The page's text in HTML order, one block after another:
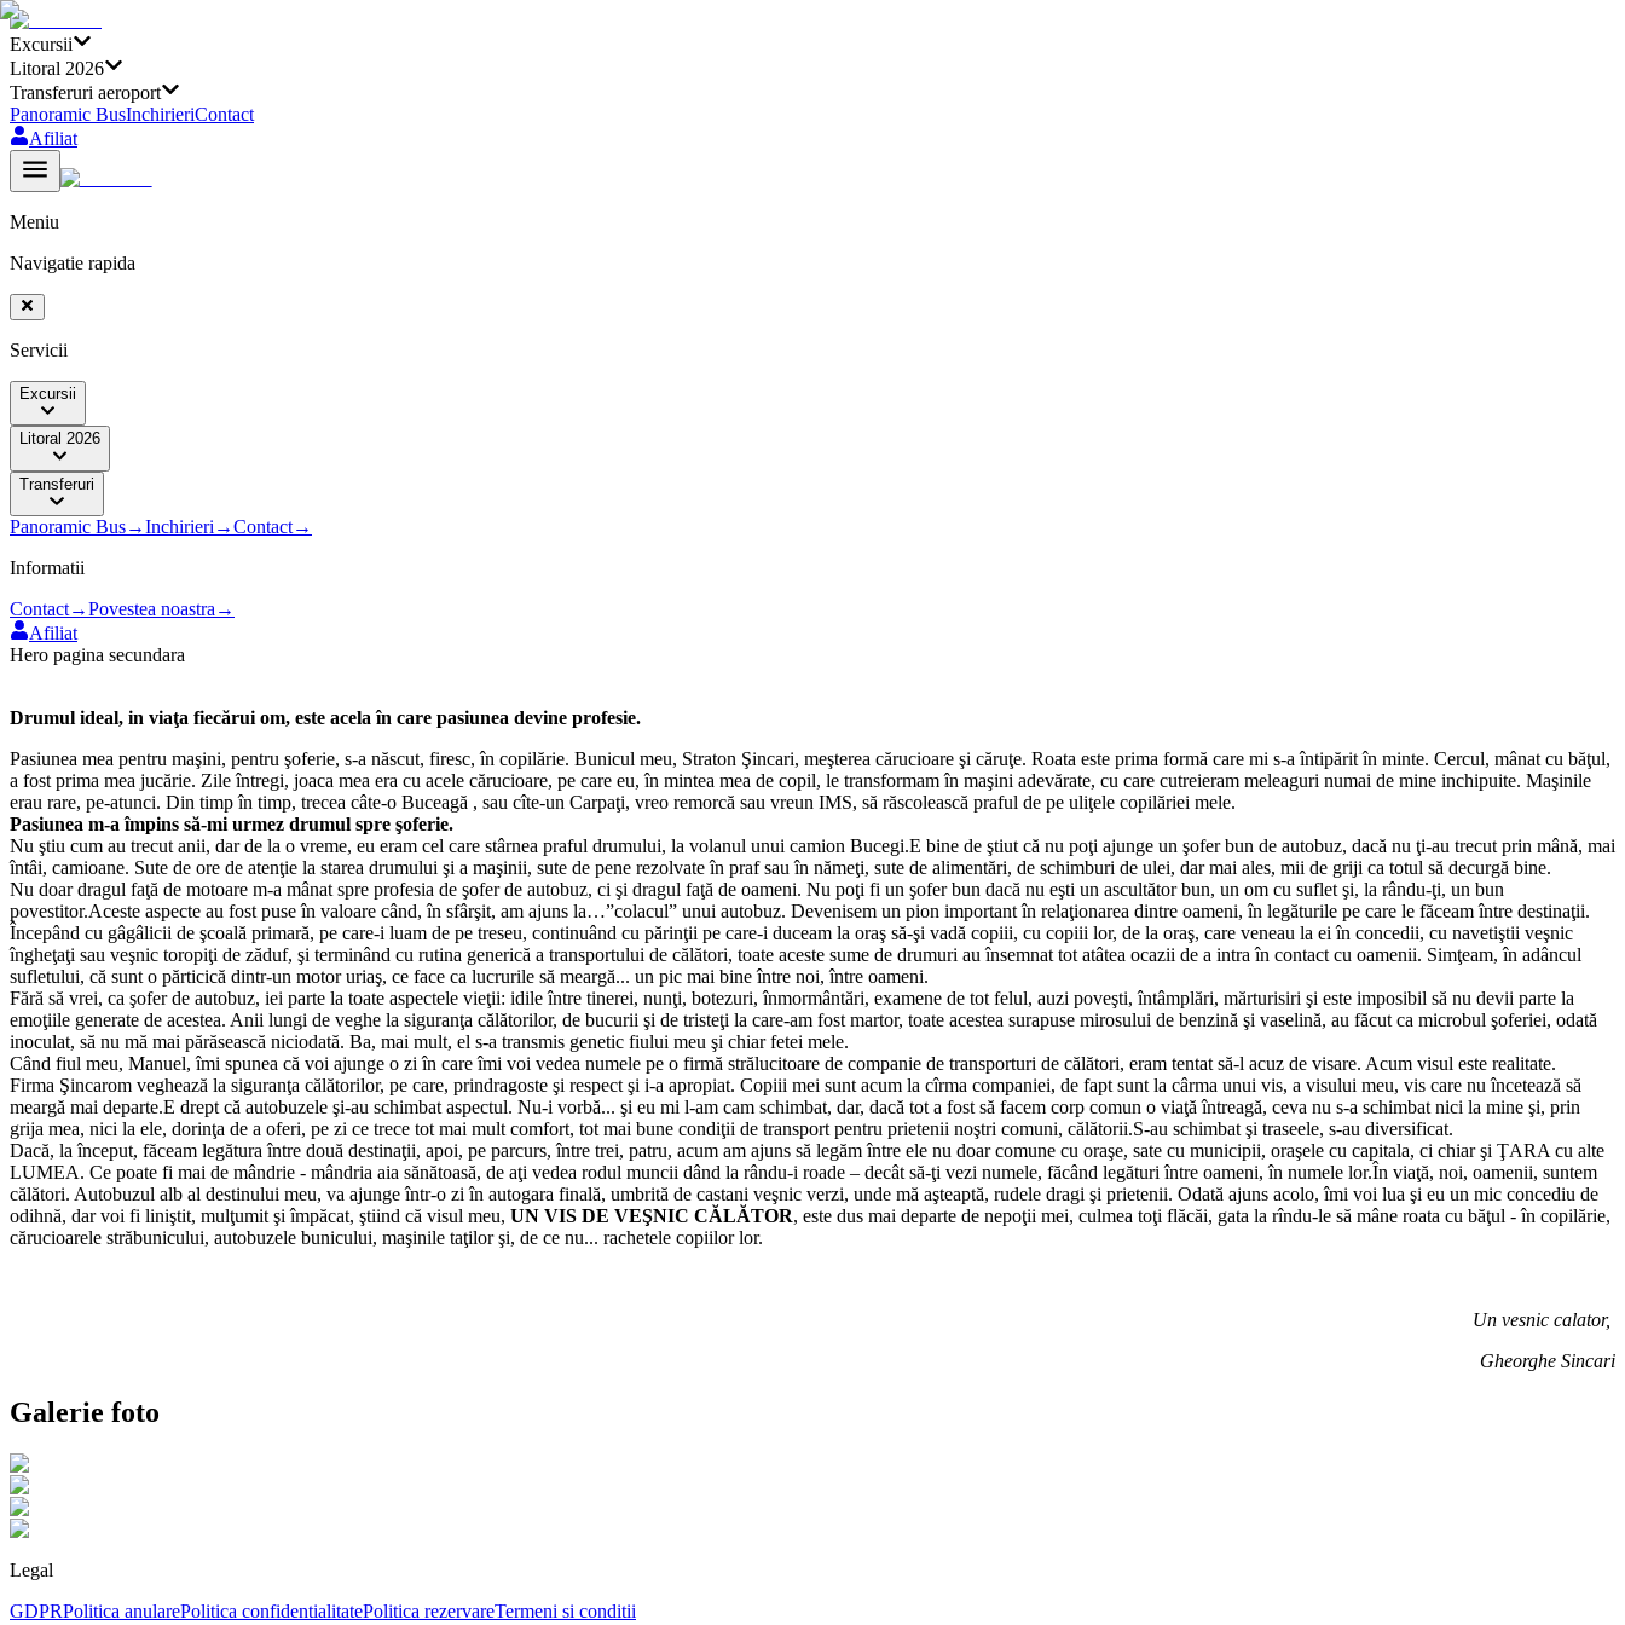
Excursii
Litoral 2026
Transferuri aeroport
Panoramic BusInchirieriContact
Afiliat
Meniu
Navigatie rapida
Servicii
Excursii
Litoral 2026
Transferuri
Panoramic Bus→Inchirieri →Contact→
Informatii
Contact→Povestea noastra →
Afiliat
Hero pagina secundara
Drumul ideal, in viaţa fiecărui om, este acela în care pasiunea devine profesie.
Pasiunea mea pentru maşini, pentru şoferie, s-a născut, firesc, în copilărie. Bunicul meu, Straton Şincari, meşterea cărucioare şi căruţe. Roata este prima formă care mi s-a întipărit în minte. Cercul, mânat cu băţul,
a fost prima mea jucărie. Zile întregi, joaca mea era cu acele cărucioare, pe care eu, în mintea mea de copil, le transformam în maşini adevărate, cu care cutreieram meleaguri numai de mine inchipuite. Maşinile
erau rare, pe-atunci. Din timp în timp, trecea câte-o Buceagă , sau cîte-un Carpaţi, vreo remorcă sau vreun IMS, să răscolească praful de pe uliţele copilăriei mele.
Pasiunea m-a împins să-mi urmez drumul spre şoferie.
Nu ştiu cum au trecut anii, dar de la o vreme, eu eram cel care stârnea praful drumului, la volanul unui camion Bucegi.E bine de ştiut că nu poţi ajunge un şofer bun de autobuz, dacă nu ţi-au trecut prin mână, mai
întâi, camioane. Sute de ore de atenţie la starea drumului şi a maşinii, sute de pene rezolvate în praf sau în nămeţi, sute de alimentări, de schimburi de ulei, dar mai ales, mii de griji ca totul să decurgă bine.
Nu doar dragul faţă de motoare m-a mânat spre profesia de şofer de autobuz, ci şi dragul faţă de oameni. Nu poţi fi un şofer bun dacă nu eşti un ascultător bun, un om cu suflet şi, la rându-ţi, un bun
povestitor.Aceste aspecte au fost puse în valoare când, în sfârşit, am ajuns la…”colacul” unui autobuz. Devenisem un pion important în relaţionarea dintre oameni, în legăturile pe care le făceam între destinaţii.
Începând cu gâgâlicii de şcoală primară, pe care-i luam de pe treseu, continuând cu părinţii pe care-i duceam la oraş să-şi vadă copiii, cu copiii lor, de la oraş, care veneau la ei în concedii, cu navetiştii veşnic
îngheţaţi sau veşnic toropiţi de zăduf, şi terminând cu rutina generică a transportului de călători, toate aceste sume de drumuri au însemnat tot atâtea ocazii de a intra în contact cu oamenii. Simţeam, în adâncul
sufletului, că sunt o părticică dintr-un motor uriaş, ce face ca lucrurile să meargă... un pic mai bine între noi, între oameni.
Fără să vrei, ca şofer de autobuz, iei parte la toate aspectele vieţii: idile între tinerei, nunţi, botezuri, înmormântări, examene de tot felul, auzi poveşti, întâmplări, mărturisiri şi este imposibil să nu devii parte la
emoţiile generate de acestea. Anii lungi de veghe la siguranţa călătorilor, de bucurii şi de tristeţi la care-am fost martor, toate acestea surapuse mirosului de benzină şi vaselină, au făcut ca microbul şoferiei, odată
inoculat, să nu mă mai părăsească niciodată. Ba, mai mult, el s-a transmis genetic fiului meu şi chiar fetei mele.
Când fiul meu, Manuel, îmi spunea că voi ajunge o zi în care îmi voi vedea numele pe o firmă strălucitoare de companie de transporturi de călători, eram tentat să-l acuz de visare. Acum visul este realitate.
Firma Şincarom veghează la siguranţa călătorilor, pe care, prindragoste şi respect şi i-a apropiat. Copiii mei sunt acum la cîrma companiei, de fapt sunt la cârma unui vis, a visului meu, vis care nu încetează să
meargă mai departe.E drept că autobuzele şi-au schimbat aspectul. Nu-i vorbă... şi eu mi l-am cam schimbat, dar, dacă tot a fost să facem corp comun o viaţă întreagă, ceva nu s-a schimbat nici la mine şi, prin
grija mea, nici la ele, dorinţa de a oferi, pe zi ce trece tot mai mult comfort, tot mai bune condiţii de transport pentru prietenii noştri comuni, călătorii.S-au schimbat şi traseele, s-au diversificat.
Dacă, la început, făceam legătura între două destinaţii, apoi, pe parcurs, între trei, patru, acum am ajuns să legăm între ele nu doar comune cu oraşe, sate cu municipii, oraşele cu capitala, ci chiar şi ŢARA cu alte
LUMEA. Ce poate fi mai de mândrie - mândria aia sănătoasă, de aţi vedea rodul muncii dând la rându-i roade – decât să-ţi vezi numele, făcând legături între oameni, în numele lor.În viaţă, noi, oamenii, suntem
călători. Autobuzul alb al destinului meu, va ajunge într-o zi în autogara finală, umbrită de castani veşnic verzi, unde mă aşteaptă, rudele dragi şi prietenii. Odată ajuns acolo, îmi voi lua şi eu un mic concediu de
odihnă, dar voi fi liniştit, mulţumit şi împăcat, ştiind că visul meu, UN VIS DE VEŞNIC CĂLĂTOR, este dus mai departe de nepoţii mei, culmea toţi flăcăi, gata la rîndu-le să mâne roata cu băţul - în copilărie,
cărucioarele străbunicului, autobuzele bunicului, maşinile taţilor şi, de ce nu... rachetele copiilor lor.
Un vesnic calator,
Gheorghe Sincari
Galerie foto
Legal
GDPRPolitica anularePolitica confidentialitatePolitica rezervareTermeni si conditii